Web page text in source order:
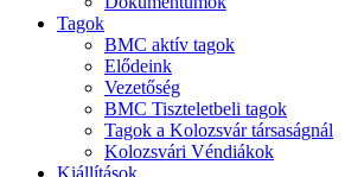
Tagok
BMC aktív tagok
Elődeink
Vezetőség
BMC Tiszteletbeli tagok
Tagok a Kolozsvár társaságnál
Kolozsvári Véndiákok
Kiállítások